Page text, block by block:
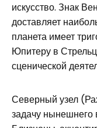
искусство. Знак
доставляет
планета имеет
Юпитеру в
сценической
Северный узел
задачу нынешнего